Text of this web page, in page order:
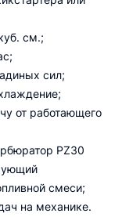
см.;
сил;
от работающего
PZ30
смеси;
на механике.